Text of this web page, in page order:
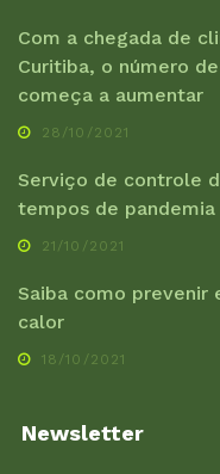
Com a chegada de
Curitiba, o número
começa a aumentar
28/10/2021
Serviço de controle
tempos de pandemia
21/10/2021
Saiba como prevenir
calor
18/10/2021
Newsletter